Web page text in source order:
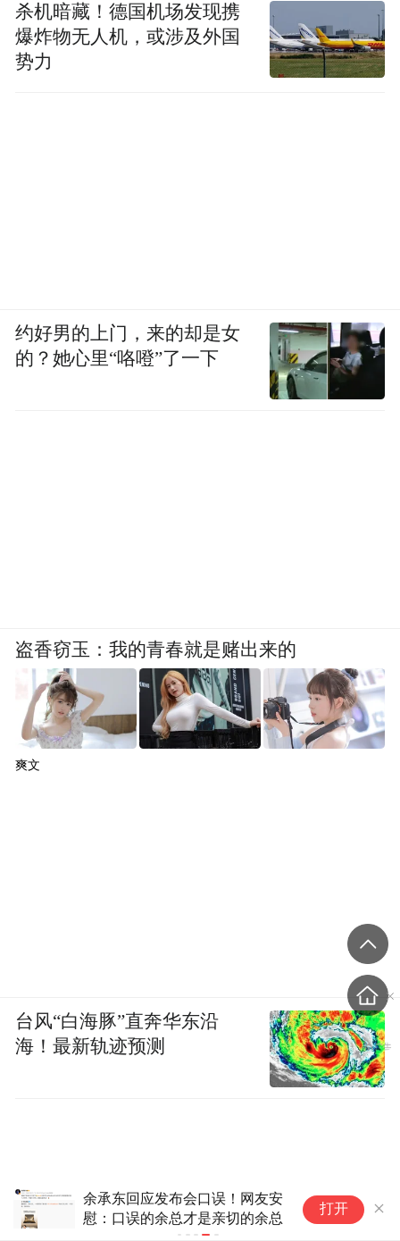
余承东回应发布会口误！网友安
慰：口误的余总才是亲切的余总
打开
杀机暗藏！德国机场发现携
爆炸物无人机，或涉及外国
势力
约好男的上门，来的却是女
的？她心里“咯噔”了一下
盗香窃玉：我的青春就是赌出来的
爽文
台风“白海豚”直奔华东沿
海！最新轨迹预测